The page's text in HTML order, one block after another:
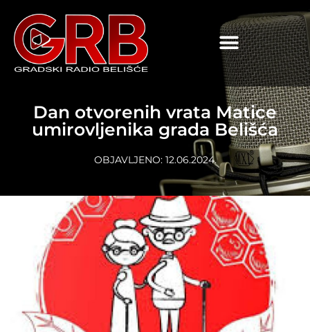
Dan otvorenih vrata Matice
umirovljenika grada Belišća
OBJAVLJENO: 12.06.2024.